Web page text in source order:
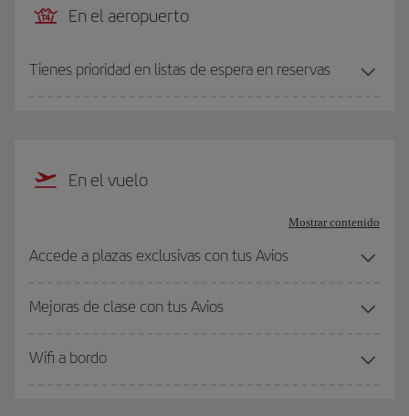
En el aeropuerto
Tienes prioridad en listas de espera en reservas
En el vuelo
Mostrar contenido
Accede a plazas exclusivas con tus Avios
Mejoras de clase con tus Avios
Wifi a bordo